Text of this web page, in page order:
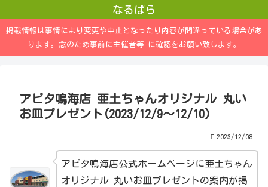
なるぱら
掲載情報は事情により変更や中止となったり内容が間違っている場合があ
ります。念のため事前に主催者等 に確認をお願い致します。
アピタ鳴海店 亜土ちゃんオリジナル 丸い
お皿プレゼント(2023/12/9～12/10)
2023/12/08
アピタ鳴海店公式ホームページに亜土ちゃん
オリジナル 丸いお皿プレゼントの案内が掲